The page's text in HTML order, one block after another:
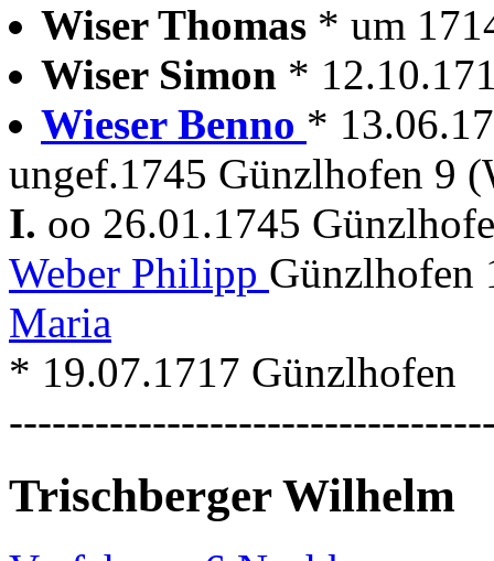
Wiser Thomas * um
Wiser Simon *
Wieser Benno *
ungef.1745 Günzlhofen 9
I. oo 26.01.1745
Weber Philipp Günzlhofen
Maria
* 19.07.1717 Günzlhofen
Trischberger Wilhelm